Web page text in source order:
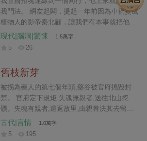
我鬥法。 網友起鬨，提起一年前因為車禍變成
植物人的影帝秦北顧，讓我們有本事就把他弄
醒。 「想要他醒，停掉他的藥，報警抓他經紀
人就行。」 我話剛說完，對方卻嘲笑我學藝不
止：「快停下，一體兩魂要人命，請鬼容易送
鬼難。」
現代|腦洞|驚悚 1.5萬字
5 26
舊枝新芽
被拐為藥人的第七個年頭,藥谷被官府搗毀封
禁。 官府定下規矩:失魂無親者,送往北山挖
礦。失魂有親者,遣返故里,由親眷決其去留。
我清醒著,也記得自己的名字和家門。 于是我
上了歸鄉的馬車。 數日後,我終于望見門口那
古代|言情 1.0萬字
5 195